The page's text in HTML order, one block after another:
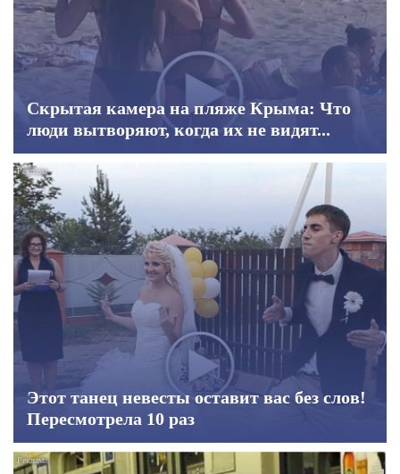
Скрытая камера на пляже Крыма: Что
люди вытворяют, когда их не видят...
Этот танец невесты оставит вас без слов!
Пересмотрела 10 раз